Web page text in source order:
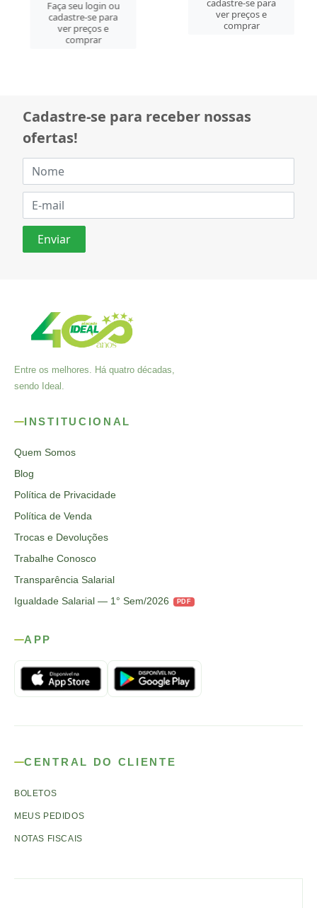
Faça seu login ou
cadastre-se para
ver preços e
comprar
Faça seu login ou
cadastre-se para
ver preços e
Cadastre-se para receber nossas
ofertas!
Entre os melhores. Há quatro décadas,
sendo Ideal.
INSTITUCIONAL
Quem Somos
Blog
Política de Privacidade
Política de Venda
Trocas e Devoluções
Trabalhe Conosco
Transparência Salarial
Igualdade Salarial — 1° Sem/2026
PDF
APP
CENTRAL DO CLIENTE
BOLETOS
MEUS PEDIDOS
NOTAS FISCAIS